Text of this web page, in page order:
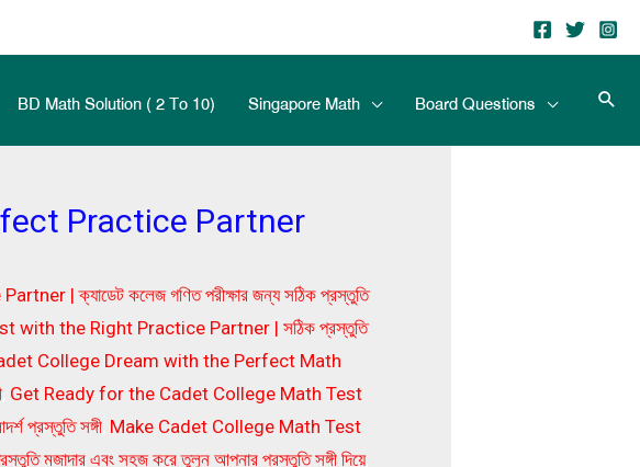
BD Math Solution ( 2 To 10) Singapore Math Board Questions
Practice Partner
| ক্যাডেট কলেজ গণিত পরীক্ষার জন্য সঠিক প্রস্তুতি
the Right Practice Partner | সঠিক প্রস্তুতি
College Dream with the Perfect Math
, Get Ready for the Cadet College Math Test
প্রস্তুতি সঙ্গী Make Cadet College Math Test
মজাদার এবং সহজ করে তুলুন আপনার প্রস্তুতি সঙ্গী দিয়ে,